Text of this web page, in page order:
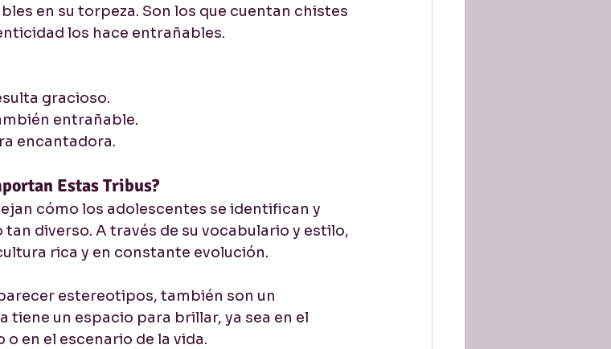
en su torpeza. Son los que cuentan chistes
los hace entrañables.
gracioso.
entrañable.
encantadora.
Estas Tribus?
cómo los adolescentes se identifican y
diverso. A través de su vocabulario y estilo,
rica y en constante evolución.
estereotipos, también son un
tiene un espacio para brillar, ya sea en el
en el escenario de la vida.